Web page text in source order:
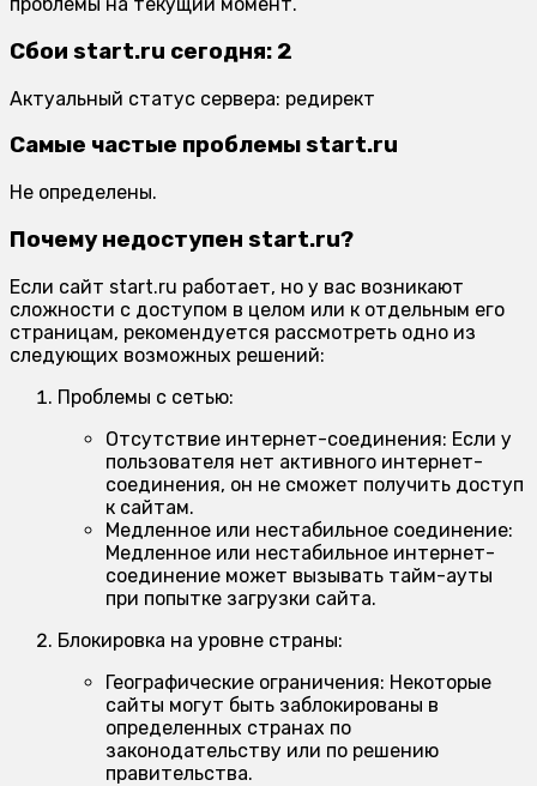
проблемы на текущий момент.
Сбои start.ru сегодня: 2
Актуальный статус сервера: редирект
Самые частые проблемы start.ru
Не определены.
Почему недоступен start.ru?
Если сайт start.ru работает, но у вас возникают
сложности с доступом в целом или к отдельным его
страницам, рекомендуется рассмотреть одно из
следующих возможных решений:
Проблемы с сетью:
Отсутствие интернет-соединения: Если у
пользователя нет активного интернет-
соединения, он не сможет получить доступ
к сайтам.
Медленное или нестабильное соединение:
Медленное или нестабильное интернет-
соединение может вызывать тайм-ауты
при попытке загрузки сайта.
Блокировка на уровне страны:
Географические ограничения: Некоторые
сайты могут быть заблокированы в
определенных странах по
законодательству или по решению
правительства.